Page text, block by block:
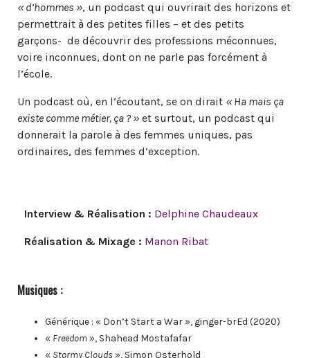
« d’hommes », un podcast qui ouvrirait des horizons et
permettrait à des petites filles – et des petits
garçons- de découvrir des professions méconnues,
voire inconnues, dont on ne parle pas forcément à
l’école.
Un podcast où, en l’écoutant, se on dirait « Ha mais ça
existe comme métier, ça ? » et surtout, un podcast qui
donnerait la parole à des femmes uniques, pas
ordinaires, des femmes d’exception.
Interview & Réalisation : Delphine Chaudeaux
Réalisation & Mixage : Manon Ribat
Musiques :
Générique : « Don’t Start a War », ginger-brEd (2020)
« Freedom », Shahead Mostafafar
« Stormy Clouds », Simon Osterhold